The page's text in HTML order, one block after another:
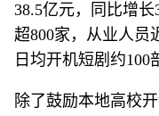
38.5亿元，同比增
超800家，从业人员
日均开机短剧约100
除了鼓励本地高校